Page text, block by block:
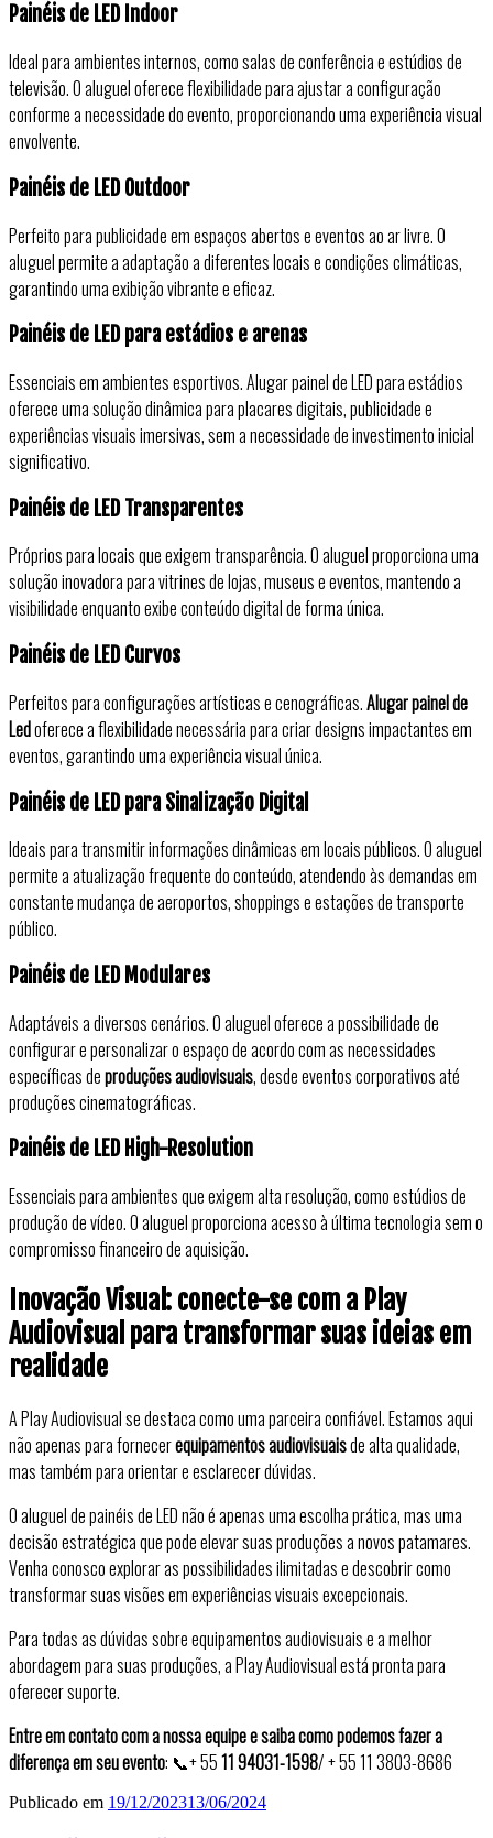
Painéis de LED Indoor
Ideal paraambientes internos, como salas de conferência e estúdios de
televisão. O aluguel oferece flexibilidade para ajustar a configuração
conforme a necessidade do evento, proporcionando uma experiência visual
envolvente.
Painéis de LED Outdoor
Perfeito para publicidade em espaços abertos e eventos ao ar livre. O
aluguel permite a adaptação a diferentes locais e condições climáticas,
garantindo uma exibição vibrante e eficaz.
Painéis de LED para estádios e arenas
Essenciais emambientes esportivos. Alugar painel de LED para estádios
oferece uma solução dinâmica para placares digitais, publicidade e
experiências visuais imersivas, sem a necessidade de investimento inicial
significativo.
Painéis de LED Transparentes
Próprios para locais que exigem transparência. O aluguel proporciona uma
solução inovadora para vitrines de lojas, museus e eventos, mantendo a
visibilidade enquanto exibe conteúdo digital de forma única.
Painéis de LED Curvos
Perfeitos paraconfigurações artísticas e cenográficas.Alugar painel de
Ledoferece a flexibilidade necessária para criar designs impactantes em
eventos, garantindo uma experiência visual única.
Painéis de LED para Sinalização Digital
Ideais para transmitir informações dinâmicas em locais públicos. O aluguel
permite a atualização frequente do conteúdo, atendendo às demandas em
constante mudança de aeroportos, shoppings e estações de transporte
público.
Painéis de LED Modulares
Adaptáveis a diversos cenários. O aluguel oferece a possibilidade de
configurar e personalizar o espaço de acordo com as necessidades
específicas deproduções audiovisuais, desde eventos corporativos até
produções cinematográficas.
Painéis de LED High-Resolution
Essenciais paraambientes que exigem alta resolução, como estúdios de
produção de vídeo. O aluguel proporciona acesso à última tecnologia sem o
compromisso financeiro de aquisição.
Inovação Visual: conecte-se com a Play
Audiovisual para transformar suas ideias em
realidade
A Play Audiovisual se destaca como uma parceira confiável. Estamos aqui
não apenas para fornecerequipamentos audiovisuaisde alta qualidade,
mas também para orientar e esclarecer dúvidas.
O aluguel de painéis de LED não é apenas uma escolha prática, mas uma
decisão estratégica que pode elevar suas produções a novos patamares.
Venha conosco explorar as possibilidades ilimitadas e descobrir como
transformar suas visões em experiências visuais excepcionais.
Para todas as dúvidas sobre equipamentos audiovisuais e a melhor
abordagem para suas produções, a Play Audiovisual está pronta para
oferecer suporte.
Entre em contato com a nossa equipe e saiba como podemos fazer a
diferença em seu evento: 📞+ 5511 94031-1598/ + 55 11 3803-8686
Publicado em 19/12/202313/06/2024